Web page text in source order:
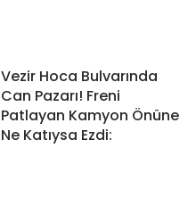
Vezir Hoca Bulvarında
Can Pazarı! Freni
Patlayan Kamyon Önüne
Ne Katıysa Ezdi: